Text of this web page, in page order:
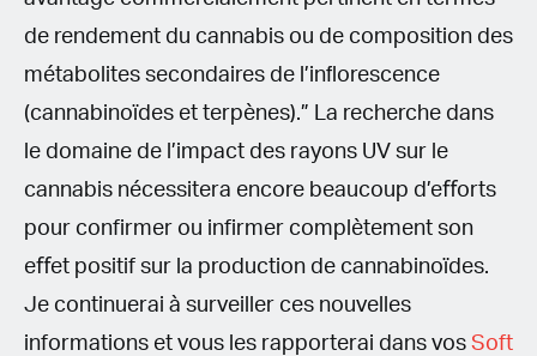
de rendement du cannabis ou de composition des
métabolites secondaires de l’inﬂorescence
(cannabinoïdes et terpènes).” La recherche dans
le domaine de l’impact des rayons UV sur le
cannabis nécessitera encore beaucoup d’eﬀorts
pour confirmer ou infirmer complètement son
eﬀet positif sur la production de cannabinoïdes.
Je continuerai à surveiller ces nouvelles
informations et vous les rapporterai dans vos Soft